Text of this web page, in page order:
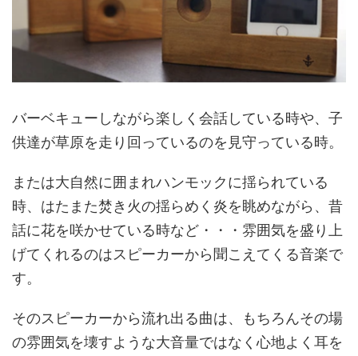
バーベキューしながら楽しく会話している時や、子
供達が草原を走り回っているのを見守っている時。
または大自然に囲まれハンモックに揺られている
時、はたまた焚き火の揺らめく炎を眺めながら、昔
話に花を咲かせている時など・・・雰囲気を盛り上
げてくれるのはスピーカーから聞こえてくる音楽で
す。
そのスピーカーから流れ出る曲は、もちろんその場
の雰囲気を壊すような大音量ではなく心地よく耳を